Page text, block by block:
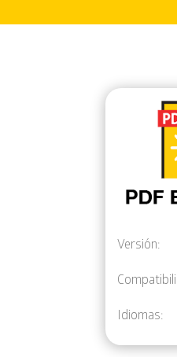
Versión:
Idiomas: